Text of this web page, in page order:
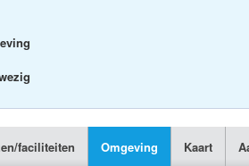
faciliteiten Omgeving Kaart